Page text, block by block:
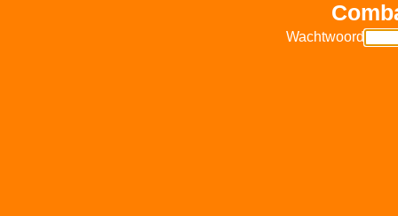
Wachtwoord